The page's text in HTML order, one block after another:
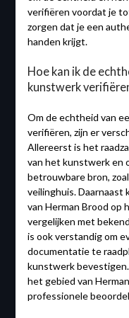
verifiëren voordat je
zorgen dat je een
handen krijgt.
Hoe kan ik de
kunstwerk
Om de echtheid van
verifiëren, zijn er
Allereerst is het
van het kunstwerk en
betrouwbare bron,
veilinghuis. Daarnaast
van Herman Brood
vergelijken met
is ook verstandig om
documentatie te
kunstwerk
het gebied van
professionele